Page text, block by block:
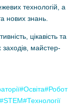
технологій, а
нових знань.
цікавість та
майстер-
#Освіта#Робот
#STEM#Технології